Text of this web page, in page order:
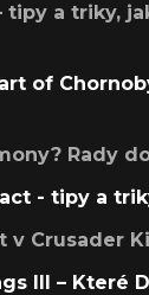
tipy a triky,
of
Rady
- tipy a
v Crusader
III – Které